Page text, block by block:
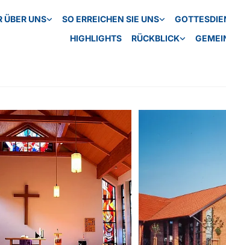
ÜBER UNS SO ERREICHEN SIE UNS
HIGHLIGHTS
RÜCKBLICK